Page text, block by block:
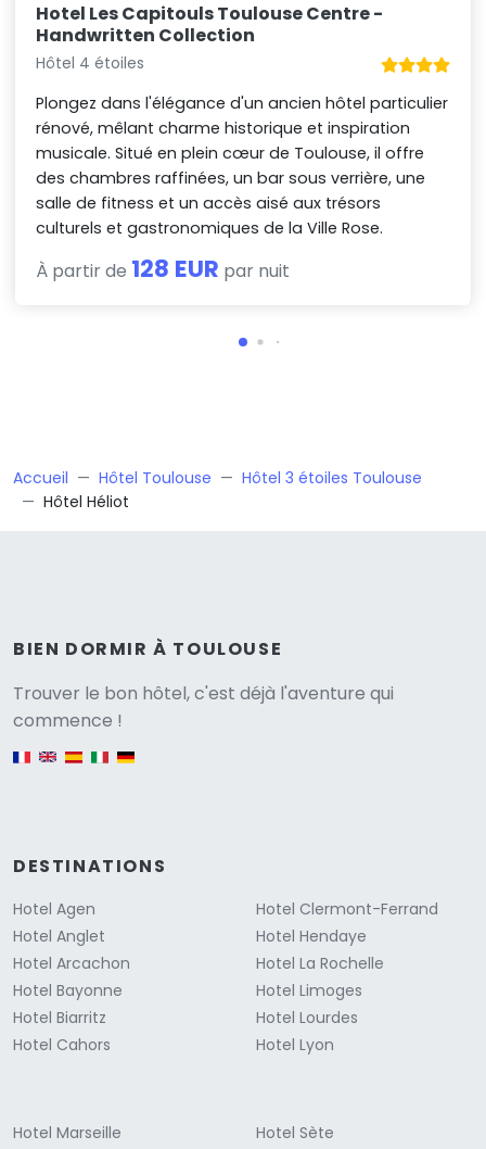
Hotel Les Capitouls Toulouse Centre -
Handwritten Collection
Hôtel 4 étoiles
Plongez dans l'élégance d'un ancien hôtel particulier
rénové, mêlant charme historique et inspiration
musicale. Situé en plein cœur de Toulouse, il offre
des chambres raffinées, un bar sous verrière, une
salle de fitness et un accès aisé aux trésors
culturels et gastronomiques de la Ville Rose.
À partir de 128 EUR par nuit
Accueil Hôtel Toulouse
Hôtel 3 étoiles Toulouse
Hôtel Héliot
BIEN DORMIR À TOULOUSE
Trouver le bon hôtel, c'est déjà l'aventure qui
commence !
English version
DESTINATIONS
Hotel Agen
Hotel Anglet
Hotel Arcachon
Hotel Bayonne
Hotel Biarritz
Hotel Cahors
Hotel Clermont-Ferrand
Hotel Hendaye
Hotel La Rochelle
Hotel Limoges
Hotel Lourdes
Hotel Lyon
Hotel Marseille Hotel Sète